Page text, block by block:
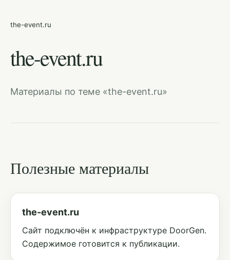
the-event.ru
the-event.ru
Материалы по теме «the-event.ru»
Полезные материалы
the-event.ru
Сайт подключён к инфраструктуре DoorGen.
Содержимое готовится к публикации.